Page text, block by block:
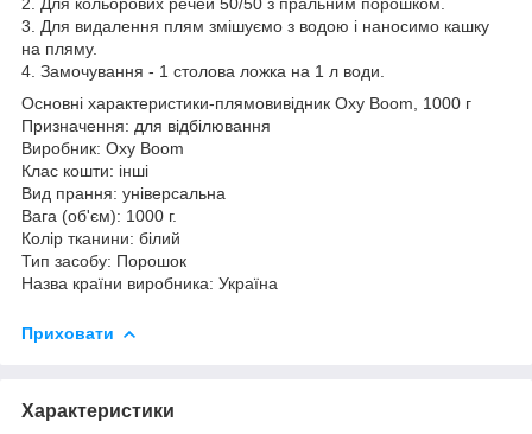
3. Для видалення плям змішуємо з водою і наносимо кашку
на пляму.
4. Замочування - 1 столова ложка на 1 л води.
Основні характеристики-плямовивідник Oxy Boom, 1000 г
Призначення: для відбілювання
Виробник: Oxy Boom
Клас кошти: інші
Вид прання: універсальна
Вага (об'єм): 1000 г.
Колір тканини: білий
Тип засобу: Порошок
Назва країни виробника: Україна
Приховати
Характеристики